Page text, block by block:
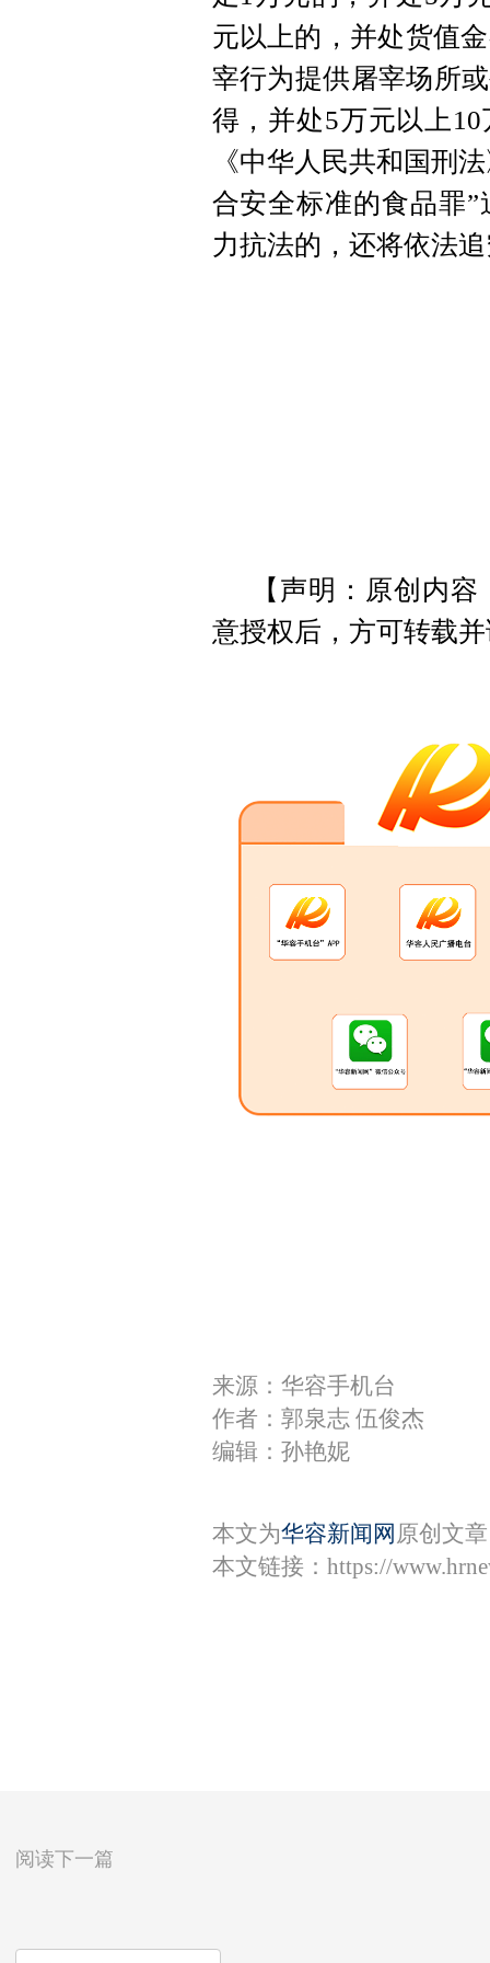
元以上的，并处货值
宰行为提供屠宰场所
得，并处5万元以上
《中华人民共和国刑
合安全标准的食品罪
力抗法的，还将依法
【声明：原创内
意授权后，方可转载
来源：华容手机台
作者：郭泉志 伍俊杰
编辑：孙艳妮
本文为华容新闻网 原创文
本文链接： https://
阅读下一篇